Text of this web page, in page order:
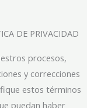
DE PRIVACIDAD
procesos,
y correcciones
estos términos
puedan haber